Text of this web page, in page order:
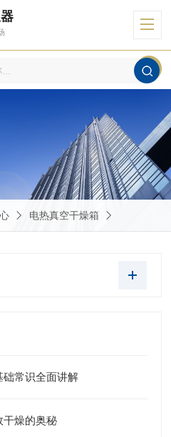
电热真空干燥箱
础常识全面讲解
干燥的奥秘